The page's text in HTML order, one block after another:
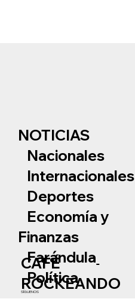
NOTICIAS
Nacionales
Internacionales
Deportes
Economía y
Finanzas
Farándula
Política
SÍGUENOS
CAFÉ
ROCKEANDO